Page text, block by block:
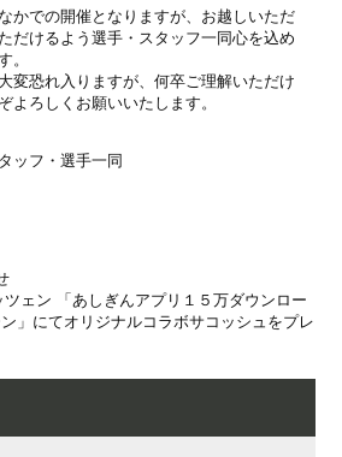
かでの開催となりますが、お越しいただ
だけるよう選手・スタッフ一同心を込め
。
変恐れ入りますが、何卒ご理解いただけ
よろしくお願いいたします。
ッフ・選手一同
ェン 「あしぎんアプリ１５万ダウンロー
」にてオリジナルコラボサコッシュをプレ